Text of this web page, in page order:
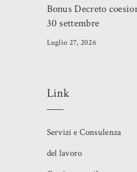
Bonus Decreto
30 settembre
Luglio 27, 2026
Link
Servizi e Consulenza
del lavoro